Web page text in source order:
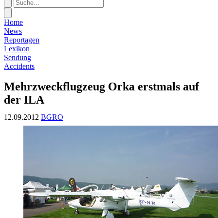
Home
News
Reportagen
Lexikon
Sendung
Accidents
Mehrzweckflugzeug Orka erstmals auf
der ILA
12.09.2012 BGRO